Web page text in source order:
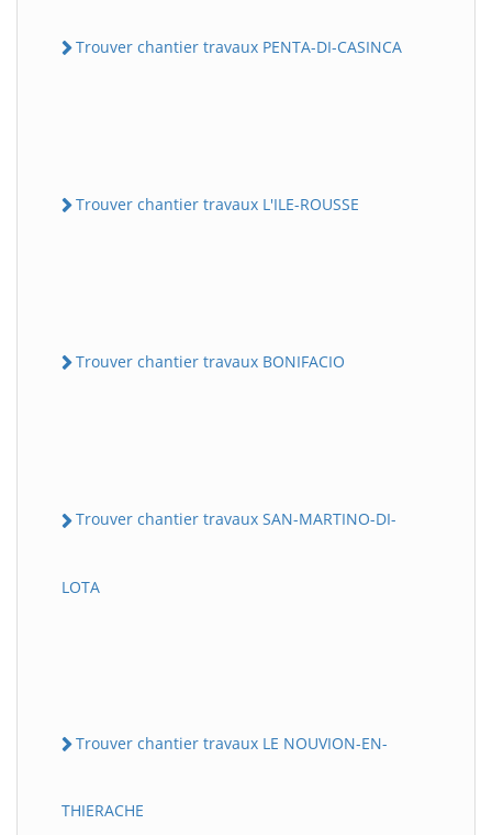
Trouver chantier travaux PENTA-DI-CASINCA
Trouver chantier travaux L'ILE-ROUSSE
Trouver chantier travaux BONIFACIO
Trouver chantier travaux SAN-MARTINO-DI-
LOTA
Trouver chantier travaux LE NOUVION-EN-
THIERACHE